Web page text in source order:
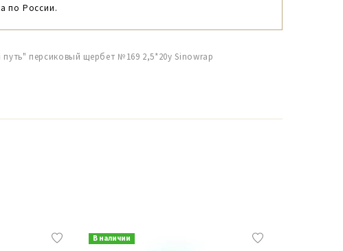
по России.
персиковый щербет №169 2,5*20y Sinowrap
В наличии